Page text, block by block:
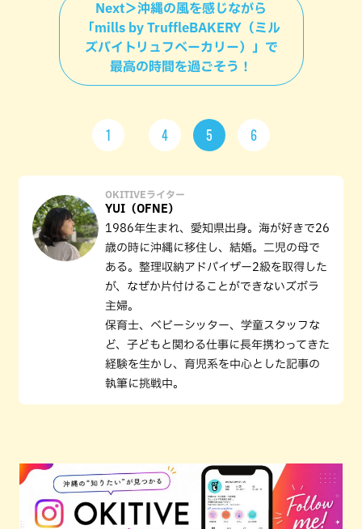
Next＞沖縄の風を感じながら
「mills by TruffleBAKERY（ミル
ズバイトリュフベーカリー）」で
最高の時間を過ごそう！
1 4 5 6
OKITIVEライター
YUI（OFNE）
1986年生まれ、愛知県出身。海が好きで26
歳の時に沖縄に移住し、結婚。二児の母で
ある。整理収納アドバイザー2級を取得した
が、なぜか片付けることができないズボラ
主婦。
保育士、ベビーシッター、学童スタッフな
ど、子どもと関わる仕事に長年携わってきた
経験を生かし、育児系を中心とした記事の
執筆に挑戦中。